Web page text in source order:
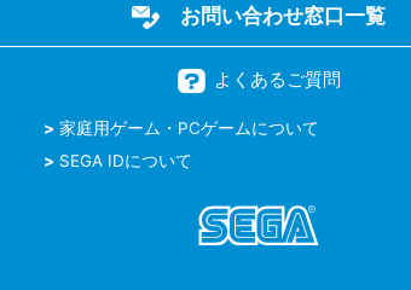
お問い合わせ窓口一覧
よくあるご質問
家庭用ゲーム・PCゲームについて
SEGA IDについて